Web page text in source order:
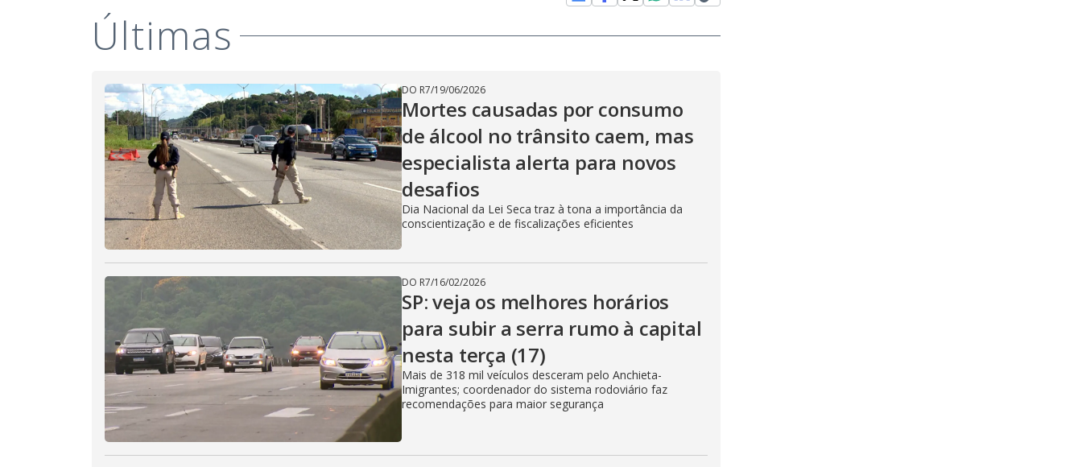
Últimas
DO R7/19/06/2026
Mortes causadas por consumo
de álcool no trânsito caem, mas
especialista alerta para novos
desafios
Dia Nacional da Lei Seca traz à tona a importância da
conscientização e de fiscalizações eficientes
DO R7/16/02/2026
SP: veja os melhores horários
para subir a serra rumo à capital
nesta terça (17)
Mais de 318 mil veículos desceram pelo Anchieta-
Imigrantes; coordenador do sistema rodoviário faz
recomendações para maior segurança